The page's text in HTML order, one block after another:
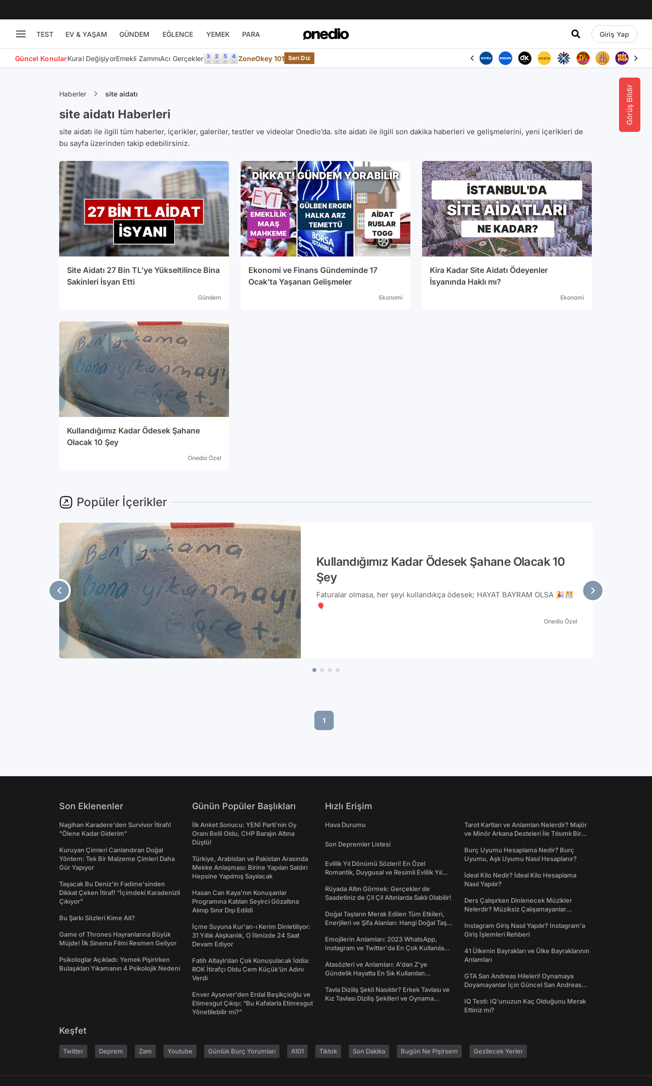
TEST EV & YAŞAM GÜNDEM EĞLENCE YEMEK PARA Giriş Yap
Güncel KonularKural DeğişiyorEmekli ZammıAcı Gerçekler ZoneOkey 101 Seri Diz
Görüş Bildir
Haberler site aidatı
site aidatı Haberleri
site aidatı ile ilgili tüm haberler, içerikler, galeriler, testler ve videolar Onedio’da. site aidatı ile ilgili son dakika haberleri ve gelişmelerini, yeni içerikleri de
bu sayfa üzerinden takip edebilirsiniz.
Site Aidatı 27 Bin TL’ye Yükseltilince Bina
Sakinleri İsyan Etti
Gündem
Ekonomi ve Finans Gündeminde 17
Ocak'ta Yaşanan Gelişmeler
Ekonomi
Kira Kadar Site Aidatı Ödeyenler
İsyanında Haklı mı?
Ekonomi
Kullandığımız Kadar Ödesek Şahane
Olacak 10 Şey
Onedio Özel
Popüler İçerikler
Kullandığımız Kadar Ödesek Şahane Olacak 10
Şey
Faturalar olmasa, her şeyi kullandıkça ödesek; HAYAT BAYRAM OLSA 🎉🎊
🎈
Onedio Özel
1
Son Eklenenler
Nagihan Karadere'den Survivor İtirafı!
"Ölene Kadar Giderim"
Kuruyan Çimleri Canlandıran Doğal
Yöntem: Tek Bir Malzeme Çimleri Daha
Gür Yapıyor
Taşacak Bu Deniz'in Fadime'sinden
Dikkat Çeken İtiraf! "İçimdeki Karadenizli
Çıkıyor"
Bu Şarkı Sözleri Kime Ait?
Game of Thrones Hayranlarına Büyük
Müjde! İlk Sinema Filmi Resmen Geliyor
Psikologlar Açıkladı: Yemek Pişirirken
Bulaşıkları Yıkamanın 4 Psikolojik Nedeni
Günün Popüler Başlıkları
İlk Anket Sonucu: YENİ Parti'nin Oy
Oranı Belli Oldu, CHP Barajın Altına
Düştü!
Türkiye, Arabistan ve Pakistan Arasında
Mekke Anlaşması: Birine Yapılan Saldırı
Hepsine Yapılmış Sayılacak
Hasan Can Kaya’nın Konuşanlar
Programına Katılan Seyirci Gözaltına
Alınıp Sınır Dışı Edildi
İçme Suyuna Kur'an-ı Kerim Dinletiliyor:
31 Yıllık Alışkanlık, O İlimizde 24 Saat
Devam Ediyor
Fatih Altaylı’dan Çok Konuşulacak İddia:
ROK İtirafçı Oldu Cem Küçük’ün Adını
Verdi
Enver Aysever'den Erdal Beşikçioğlu ve
Etimesgut Çıkışı: “Bu Kafalarla Etimesgut
Yönetilebilir mi?”
Hızlı Erişim
Hava Durumu
Son Depremler Listesi
Evlilik Yıl Dönümü Sözleri! En Özel
Romantik, Duygusal ve Resimli Evlilik Yıl
Rüyada Altın Görmek: Gerçekler de
Saadetiniz de Çil Çil Altınlarda Saklı Olabilir!
Doğal Taşların Merak Edilen Tüm Etkileri,
Enerjileri ve Şifa Alanları: Hangi Doğal Taş
Emojilerin Anlamları: 2023 WhatsApp,
Instagram ve Twitter'da En Çok Kullanılan
Atasözleri ve Anlamları: A'dan Z'ye
Gündelik Hayatta En Sık Kullanılan
Tavla Diziliş Şekli Nasıldır? Erkek Tavlası ve
Kız Tavlası Diziliş Şekilleri ve Oynama
Tarot Kartları ve Anlamları Nelerdir? Majör
ve Minör Arkana Desteleri İle Tılsımlı Bir
Burç Uyumu Hesaplama Nedir? Burç
Uyumu, Aşk Uyumu Nasıl Hesaplanır?
İdeal Kilo Nedir? İdeal Kilo Hesaplama
Nasıl Yapılır?
Ders Çalışırken Dinlenecek Müzikler
Nelerdir? Müziksiz Çalışamayanlar
Instagram Giriş Nasıl Yapılır? Instagram'a
Giriş İşlemleri Rehberi
41 Ülkenin Bayrakları ve Ülke Bayraklarının
Anlamları
GTA San Andreas Hileleri! Oynamaya
Doyamayanlar İçin Güncel San Andreas
IQ Testi: IQ'unuzun Kaç Olduğunu Merak
Ettiniz mi?
Keşfet
Twitter Deprem Zam Youtube Günlük Burç Yorumları A101 Tiktok Son Dakika Bugün Ne Pişirsem Gezilecek Yerler